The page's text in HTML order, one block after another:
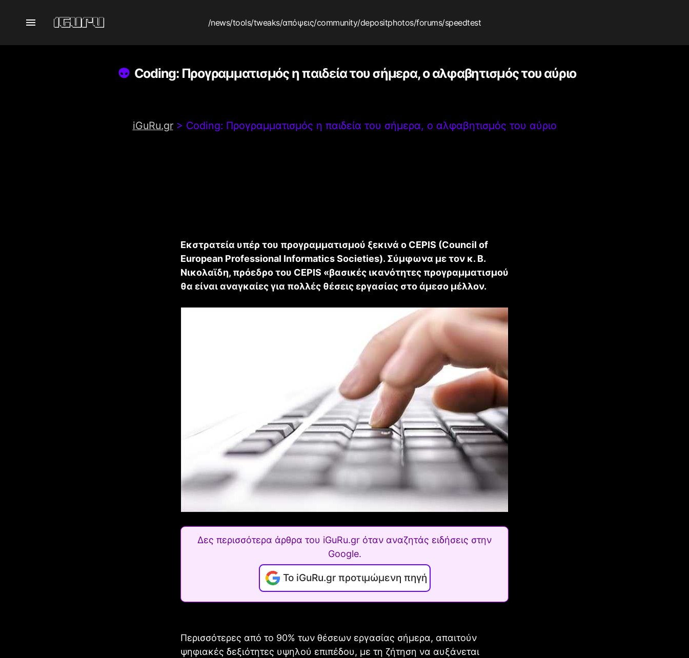
/news/tools/tweaks/απόψεις/community/depositphotos/forums/speedtest
Coding: Προγραμματισμός η παιδεία του σήμερα, ο αλφαβητισμός του αύριο
iGuRu.gr> Coding: Προγραμματισμός η παιδεία του σήμερα, ο αλφαβητισμός του αύριο
Εκστρατεία υπέρ του προγραμματισμού ξεκινά ο CEPIS (Council of
European Professional Informatics Societies). Σύμφωνα με τον κ. Β.
Νικολαϊδη, πρόεδρο του CEPIS «βασικές ικανότητες προγραμματισμού
θα είναι αναγκαίες για πολλές θέσεις εργασίας στο άμεσο μέλλον.
Δες περισσότερα άρθρα του iGuRu.gr όταν αναζητάς ειδήσεις στην
Google.
Το iGuRu.gr προτιμώμενη πηγή
Περισσότερες από το 90% των θέσεων εργασίας σήμερα, απαιτούν
ψηφιακές δεξιότητες υψηλού επιπέδου, με τη ζήτηση να αυξάνεται